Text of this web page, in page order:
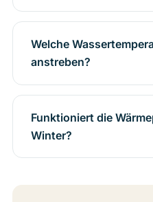
Welche
anstreben?
Funktioniert die
Winter?